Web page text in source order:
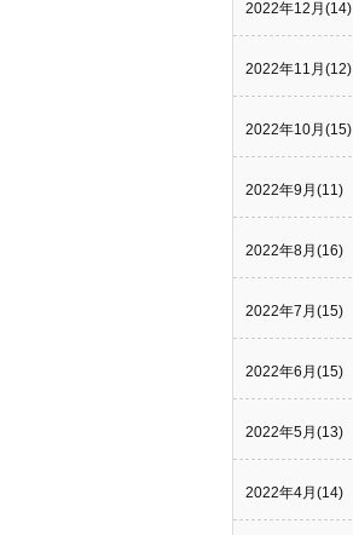
2022年12月(14)
2022年11月(12)
2022年10月(15)
2022年9月(11)
2022年8月(16)
2022年7月(15)
2022年6月(15)
2022年5月(13)
2022年4月(14)